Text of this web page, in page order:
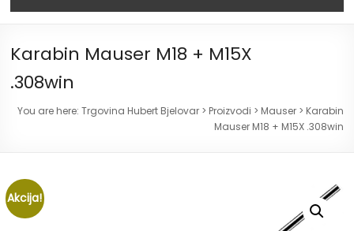
Karabin Mauser M18 + M15X
.308win
You are here: Trgovina Hubert Bjelovar> Proizvodi > Mauser> Karabin
Mauser M18 + M15X .308win
Akcija!